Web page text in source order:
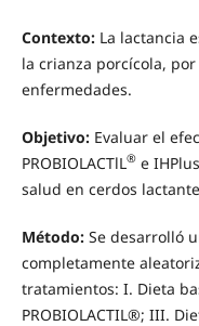
Contexto:La lactancia
la crianza porcícola,
enfermedades.
Objetivo:Evaluar el
PROBIOLACTlL®e IHPlus
salud en cerdos
Método:Se desarrolló
completamente
tratamientos: I. Dieta
PROBIOLACTIL®; III.